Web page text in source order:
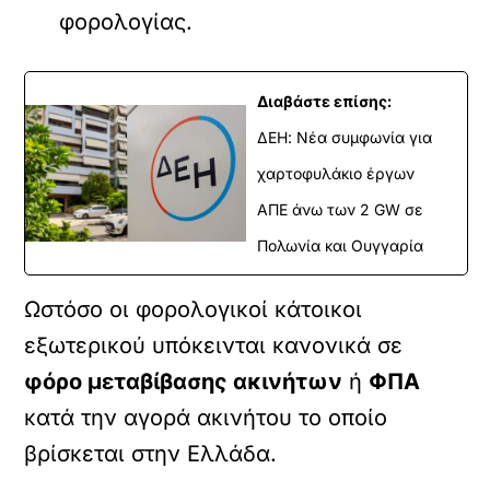
φορολογίας.
Διαβάστε επίσης:
ΔΕΗ: Νέα συμφωνία για
χαρτοφυλάκιο έργων
ΑΠΕ άνω των 2 GW σε
Πολωνία και Ουγγαρία
Ωστόσο οι φορολογικοί κάτοικοι
εξωτερικού υπόκεινται κανονικά σε
φόρο μεταβίβασης ακινήτων ή ΦΠΑ
κατά την αγορά ακινήτου το οποίο
βρίσκεται στην Ελλάδα.